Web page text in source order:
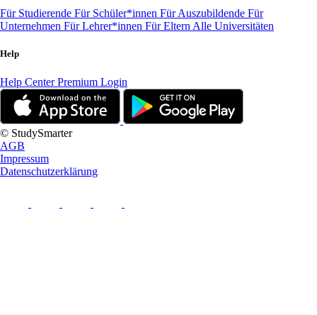
Für Studierende Für Schüler*innen Für Auszubildende Für
Unternehmen Für Lehrer*innen Für Eltern Alle Universitäten
Help
Help CenterPremium Login
© StudySmarter
AGB
Impressum
Datenschutzerklärung